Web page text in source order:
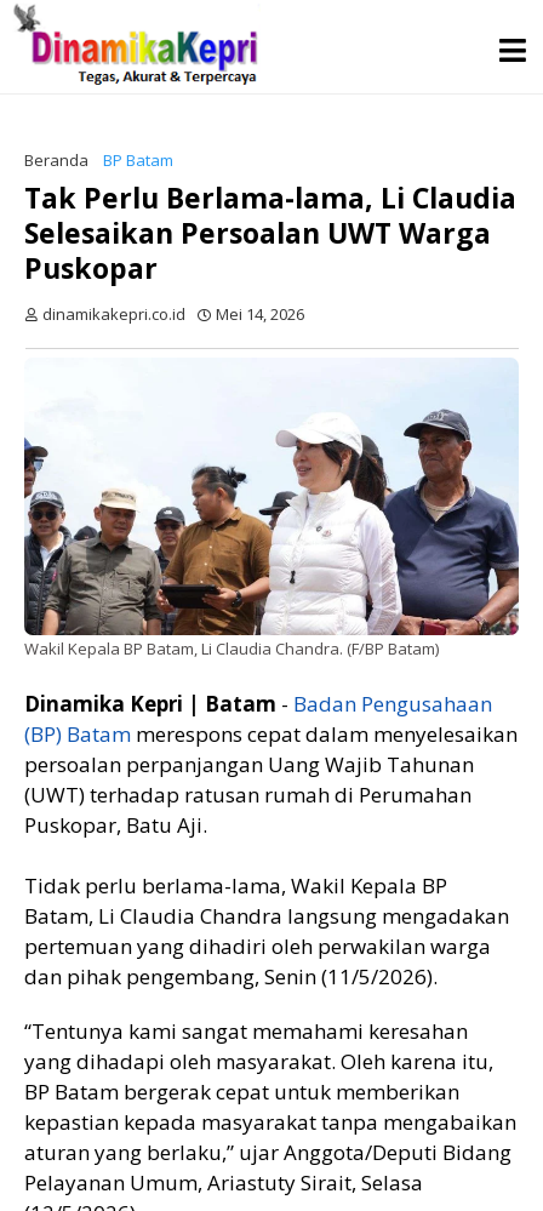
Beranda BP Batam
Tak Perlu Berlama-lama, Li Claudia
Selesaikan Persoalan UWT Warga
Puskopar
dinamikakepri.co.id Mei 14, 2026
Wakil Kepala BP Batam, Li Claudia Chandra. (F/BP Batam)
Dinamika Kepri | Batam - Badan Pengusahaan
(BP) Batam merespons cepat dalam menyelesaikan
persoalan perpanjangan Uang Wajib Tahunan
(UWT) terhadap ratusan rumah di Perumahan
Puskopar, Batu Aji.
Tidak perlu berlama-lama, Wakil Kepala BP
Batam, Li Claudia Chandra langsung mengadakan
pertemuan yang dihadiri oleh perwakilan warga
dan pihak pengembang, Senin (11/5/2026).
“Tentunya kami sangat memahami keresahan
yang dihadapi oleh masyarakat. Oleh karena itu,
BP Batam bergerak cepat untuk memberikan
kepastian kepada masyarakat tanpa mengabaikan
aturan yang berlaku,” ujar Anggota/Deputi Bidang
Pelayanan Umum, Ariastuty Sirait, Selasa